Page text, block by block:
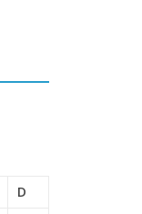
D